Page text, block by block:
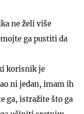
ne želi više
ga pustiti da
korisnik je
ni jedan, imam ih
ga, istražite što ga